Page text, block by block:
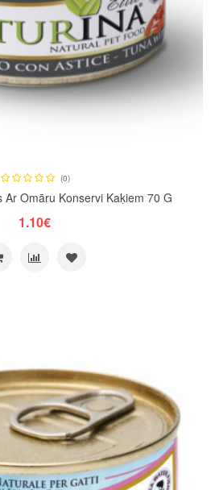
(0)
Ar Omāru Konservi Kaķiem 70 G
1.10€